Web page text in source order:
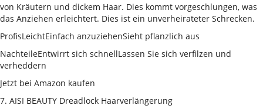
von Kräutern und dickem Haar. Dies kommt vorgeschlungen, was
das Anziehen erleichtert. Dies ist ein unverheirateter Schrecken.
ProfisLeichtEinfach anzuziehenSieht pflanzlich aus
NachteileEntwirrt sich schnellLassen Sie sich verfilzen und
verheddern
Jetzt bei Amazon kaufen
7. AISI BEAUTY Dreadlock Haarverlängerung